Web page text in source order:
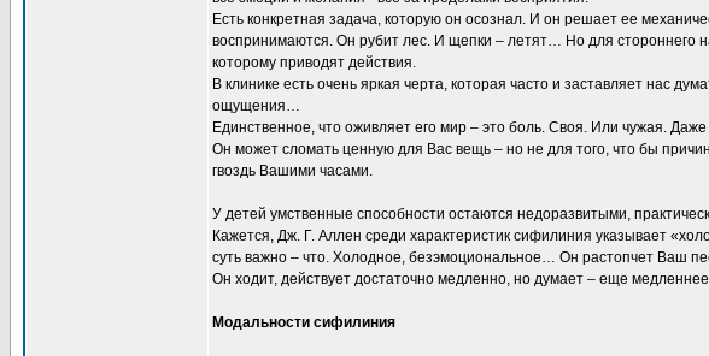
Есть конкретная задача, которую он осознал. И он решает ее
воспринимаются. Он рубит лес. И щепки – летят… Но для стороннего
которому приводят действия.
В клинике есть очень яркая черта, которая часто и заставляет нас
ощущения…
Единственное, что оживляет его мир – это боль. Своя. Или чужая.
Он может сломать ценную для Вас вещь – но не для того, что бы
гвоздь Вашими часами.
У детей умственные способности остаются недоразвитыми,
Кажется, Дж. Г. Аллен среди характеристик сифилиния указывает
суть важно – что. Холодное, безэмоциональное… Он растопчет Ваш
Он ходит, действует достаточно медленно, но думает – еще
Модальности сифилиния